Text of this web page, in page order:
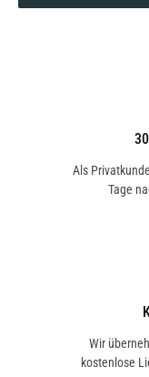
Als
Tage
Wir
kostenlose